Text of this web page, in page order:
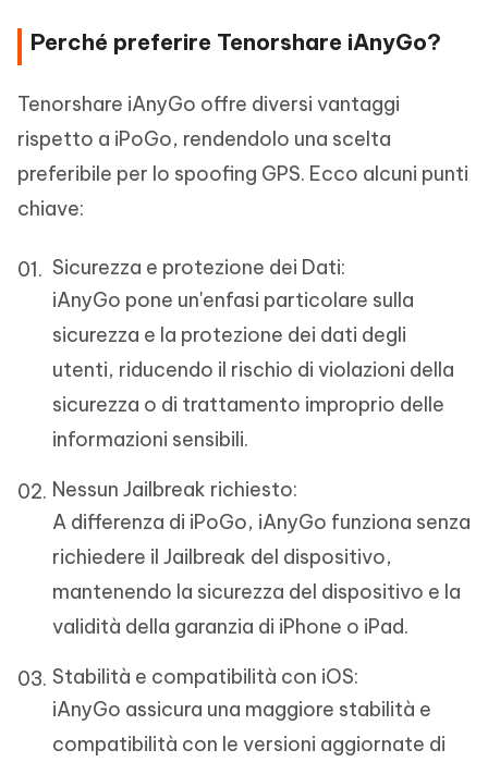
Perché preferire Tenorshare iAnyGo?
Tenorshare iAnyGo offre diversi vantaggi
rispetto a iPoGo, rendendolo una scelta
preferibile per lo spoofing GPS. Ecco alcuni punti
chiave:
Sicurezza e protezione dei Dati:
iAnyGo pone un'enfasi particolare sulla
sicurezza e la protezione dei dati degli
utenti, riducendo il rischio di violazioni della
sicurezza o di trattamento improprio delle
informazioni sensibili.
Nessun Jailbreak richiesto:
A differenza di iPoGo, iAnyGo funziona senza
richiedere il Jailbreak del dispositivo,
mantenendo la sicurezza del dispositivo e la
validità della garanzia di iPhone o iPad.
Stabilità e compatibilità con iOS:
iAnyGo assicura una maggiore stabilità e
compatibilità con le versioni aggiornate di